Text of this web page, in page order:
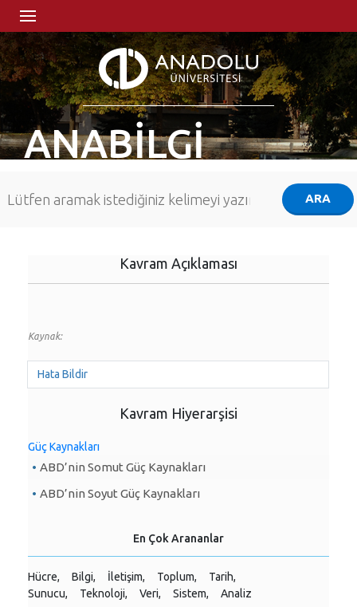
ANABİLGİ
Kavram Açıklaması
Kaynak:
Hata Bildir
Kavram Hiyerarşisi
Güç Kaynakları
ABD’nin Somut Güç Kaynakları
ABD’nin Soyut Güç Kaynakları
En Çok Arananlar
Hücre, Bilgi, İletişim, Toplum,
Tarih,
Sunucu,
Teknoloji, Veri, Sistem, Analiz